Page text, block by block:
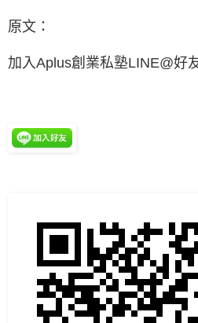
原文：
加入Aplus創業私塾LINE@好